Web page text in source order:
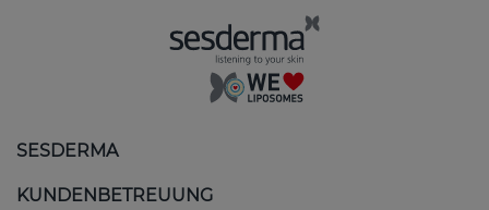
SESDERMA
KUNDENBETREUUNG